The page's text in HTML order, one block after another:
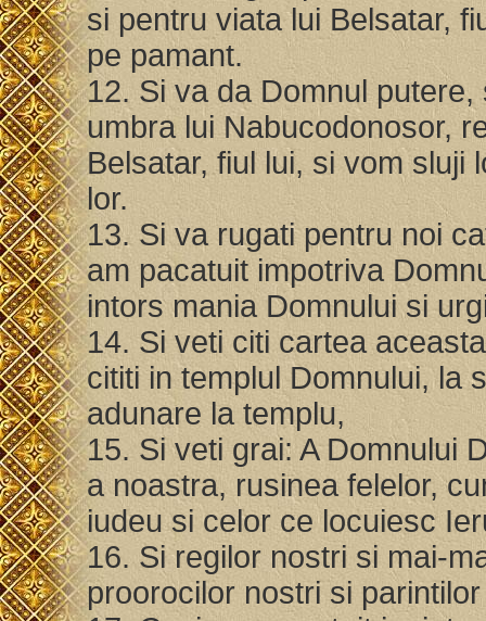
si pentru viata lui Belsatar,
pe pamant.
12. Si va da Domnul
umbra lui Nabucodonosor,
Belsatar, fiul lui, si vom sluji
lor.
13. Si va rugati pentru noi
am pacatuit impotriva
intors mania Domnului si
14. Si veti citi cartea
cititi in templul Domnului, la
adunare la templu,
15. Si veti grai: A Domnului
a noastra, rusinea felelor,
iudeu si celor ce locuiesc
16. Si regilor nostri si mai-
proorocilor nostri si